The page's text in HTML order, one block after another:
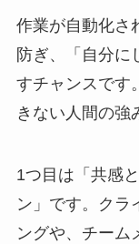
作業が自動化さ
防ぎ、「自分に
すチャンスです
きない人間の強
1つ目は「共感
ン」です。クラ
ングや、チーム